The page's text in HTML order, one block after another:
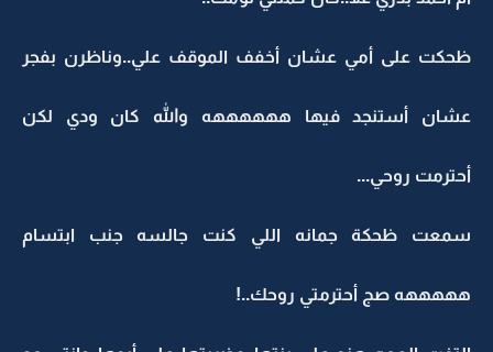
ظحكت على أمي عشان أخفف الموقف علي..وناظرن بفجر
عشان أستنجد فيها ههههههه والله كان ودي لكن
أحترمت روحي...
سمعت ظحكة جمانه اللي كنت جالسه جنب ابتسام
هههههه صج أحترمتي روحك..!